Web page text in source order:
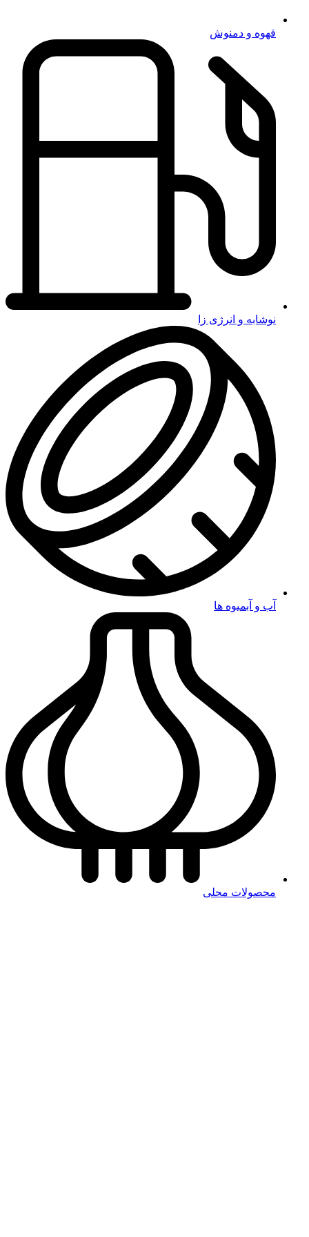
قهوه و دمنوش
نوشابه و انرژی زا
آب و آبمیوه ها
محصولات محلی